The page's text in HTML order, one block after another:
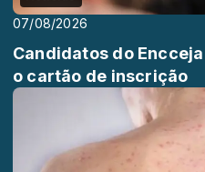
07/08/2026
Candidatos do
o cartão de inscrição